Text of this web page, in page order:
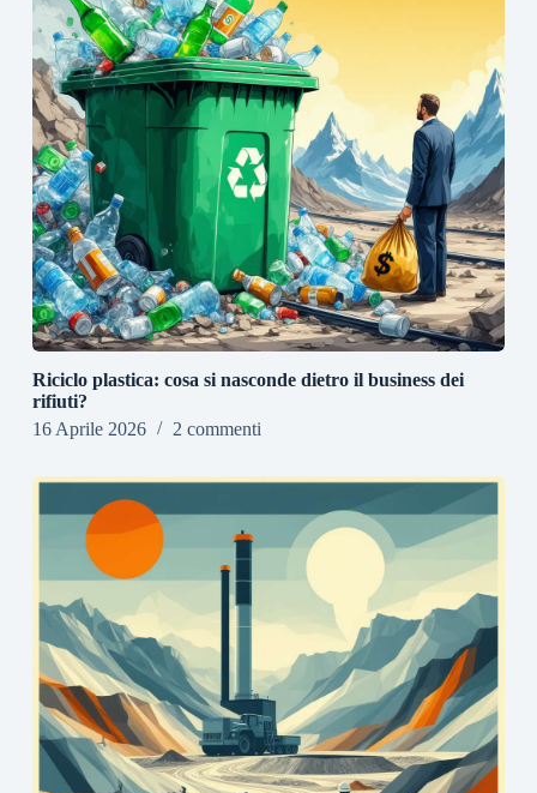
Riciclo plastica: cosa si nasconde dietro il business dei
rifiuti?
16 Aprile 2026
2 commenti